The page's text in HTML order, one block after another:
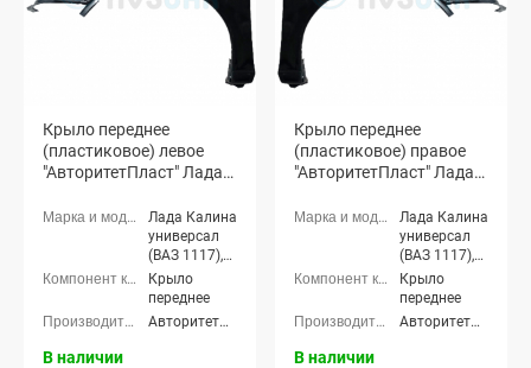
Крыло переднее
(пластиковое) левое
"АвторитетПласт" Лада
Лада Калина
универсал
(ВАЗ 1117),
Лада Калина
седан (ВАЗ
Калина
Крыло
переднее
АвторитетПласт
В наличии
Крыло переднее
(пластиковое) правое
"АвторитетПласт" Лада
Лада Калина
универсал
(ВАЗ 1117),
Лада Калина
седан (ВАЗ
Калина
Крыло
переднее
АвторитетПласт
В наличии